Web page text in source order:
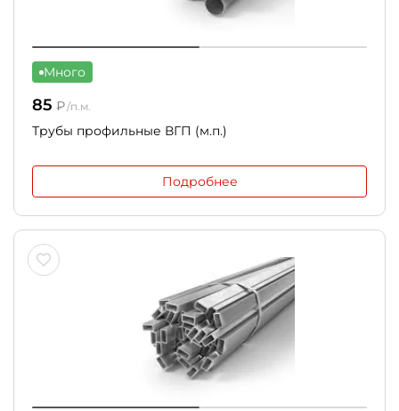
Много
85 ₽/п.м.
Трубы профильные ВГП (м.п.)
Подробнее